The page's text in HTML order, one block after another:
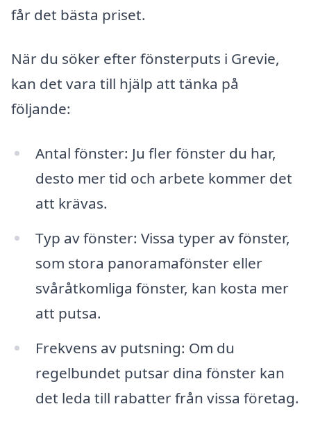
får det bästa priset.
När du söker efter fönsterputs i Grevie,
kan det vara till hjälp att tänka på
följande:
Antal fönster: Ju fler fönster du har,
desto mer tid och arbete kommer det
att krävas.
Typ av fönster: Vissa typer av fönster,
som stora panoramafönster eller
svåråtkomliga fönster, kan kosta mer
att putsa.
Frekvens av putsning: Om du
regelbundet putsar dina fönster kan
det leda till rabatter från vissa företag.